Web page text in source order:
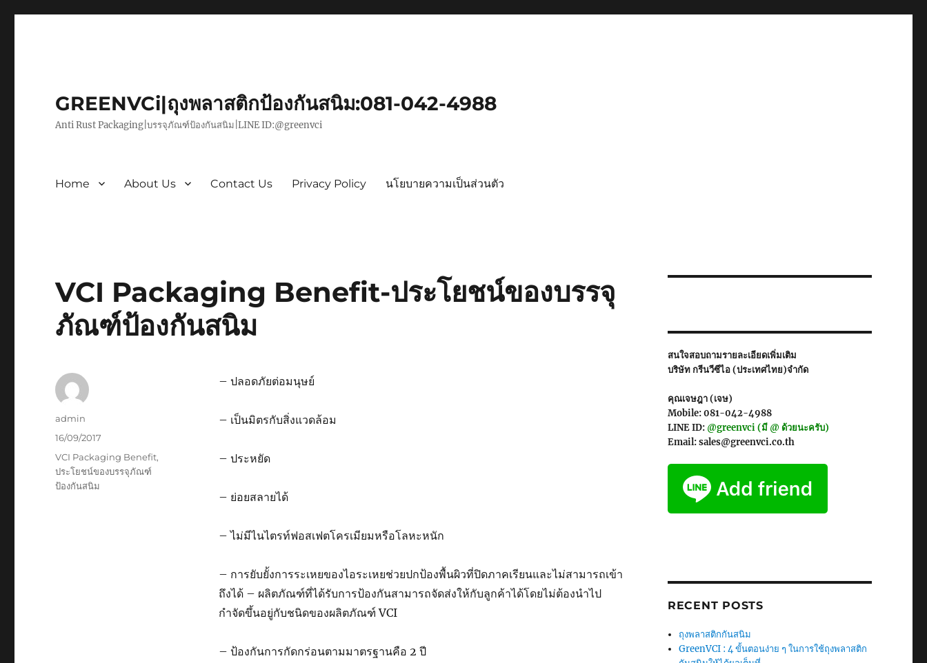
GREENVCi|ถุงพลาสติกป้องกันสนิม:081-042-4988
Anti Rust Packaging|บรรจุภัณฑ์ป้องกันสนิม|LINE ID:@greenvci
Home About Us Contact Us Privacy Policy นโยบายความเป็นส่วนตัว
VCI Packaging Benefit-ประโยชน์ของบรรจุ
ภัณฑ์ป้องกันสนิม
– ปลอดภัยต่อมนุษย์
– เป็นมิตรกับสิ่งแวดล้อม
– ประหยัด
– ย่อยสลายได้
– ไม่มีไนไตรท์ฟอสเฟตโครเมียมหรือโลหะหนัก
– การยับยั้งการระเหยของไอระเหยช่วยปกป้องพื้นผิวที่ปิดภาคเรียนและไม่สามารถเข้า
ถึงได้ – ผลิตภัณฑ์ที่ได้รับการป้องกันสามารถจัดส่งให้กับลูกค้าได้โดยไม่ต้องนำไป
กำจัดขึ้นอยู่กับชนิดของผลิตภัณฑ์ VCI
– ป้องกันการกัดกร่อนตามมาตรฐานคือ 2 ปี
Author
admin
Posted
16/09/2017
Tags
VCI Packaging Benefit,
ประโยชน์ของบรรจุภัณฑ์
ป้องกันสนิม
สนใจสอบถามรายละเอียดเพิ่มเติม
บริษัท กรีนวีซีไอ (ประเทศไทย)จำกัด
คุณเจษฎา (เจษ)
Mobile: 081-042-4988
LINE ID: @greenvci (มี @ ด้วยนะครับ)
Email: sales@greenvci.co.th
RECENT POSTS
ถุงพลาสติกกันสนิม
GreenVCI : 4 ขั้นตอนง่าย ๆ ในการใช้ถุงพลาสติก